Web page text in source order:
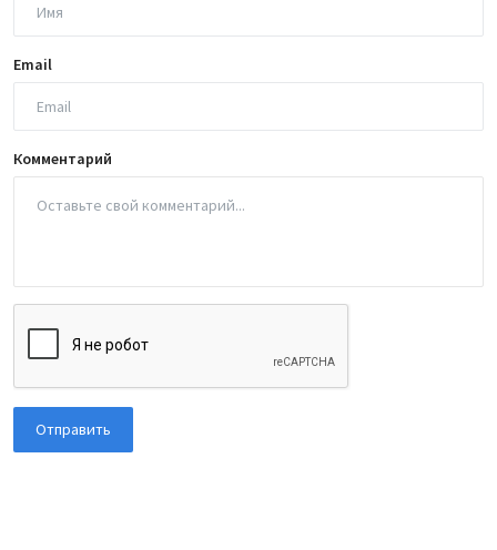
Email
Комментарий
Отправить